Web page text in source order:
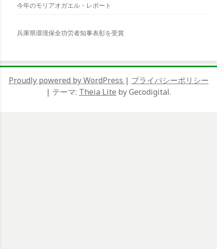
今年のモリアオガエル・レポート
兵庫県環境保全功労者知事表彰を受賞
Proudly powered by WordPress | プライバシーポリシー
| テーマ: Theia Lite by Gecodigital.